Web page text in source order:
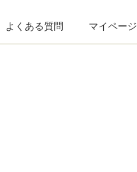
よくある質問 マイページ